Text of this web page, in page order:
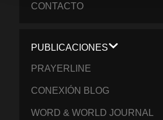
CONTACTO
PUBLICACIONES
PRAYERLINE
CONEXIÓN BLOG
WORD & WORLD JOURNAL